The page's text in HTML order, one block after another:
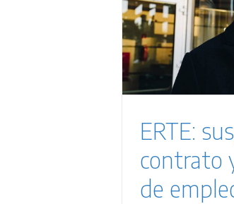
ERTE:
contrato
de